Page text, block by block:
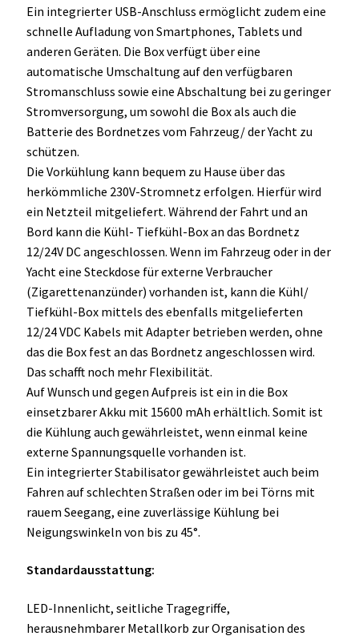
Ein integrierter USB-Anschluss ermöglicht zudem eine
schnelle Aufladung von Smartphones, Tablets und
anderen Geräten. Die Box verfügt über eine
automatische Umschaltung auf den verfügbaren
Stromanschluss sowie eine Abschaltung bei zu geringer
Stromversorgung, um sowohl die Box als auch die
Batterie des Bordnetzes vom Fahrzeug/ der Yacht zu
schützen.
Die Vorkühlung kann bequem zu Hause über das
herkömmliche 230V-Stromnetz erfolgen. Hierfür wird
ein Netzteil mitgeliefert. Während der Fahrt und an
Bord kann die Kühl- Tiefkühl-Box an das Bordnetz
12/24V DC angeschlossen. Wenn im Fahrzeug oder in der
Yacht eine Steckdose für externe Verbraucher
(Zigarettenanzünder) vorhanden ist, kann die Kühl/
Tiefkühl-Box mittels des ebenfalls mitgelieferten
12/24 VDC Kabels mit Adapter betrieben werden, ohne
das die Box fest an das Bordnetz angeschlossen wird.
Das schafft noch mehr Flexibilität.
Auf Wunsch und gegen Aufpreis ist ein in die Box
einsetzbarer Akku mit 15600 mAh erhältlich. Somit ist
die Kühlung auch gewährleistet, wenn einmal keine
externe Spannungsquelle vorhanden ist.
Ein integrierter Stabilisator gewährleistet auch beim
Fahren auf schlechten Straßen oder im bei Törns mit
rauem Seegang, eine zuverlässige Kühlung bei
Neigungswinkeln von bis zu 45°.
Standardausstattung:
LED-Innenlicht, seitliche Tragegriffe,
herausnehmbarer Metallkorb zur Organisation des